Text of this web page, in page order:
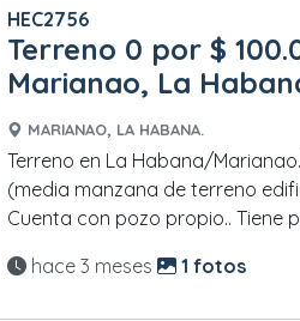
HEC2756
Terreno 0 por $
Marianao, La
MARIANAO, LA HABANA.
Terreno en La Habana/
(media manzana de terreno
Cuenta con pozo propio.. Tiene
Actualizado:
hace 3 meses 1 fotos